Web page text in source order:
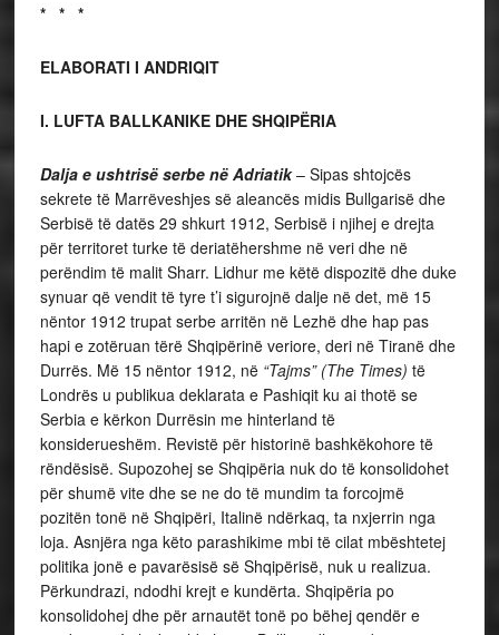
* * *
ELABORATI I ANDRIQIT
I. LUFTA BALLKANIKE DHE SHQIPËRIA
Dalja e ushtrisë serbe në Adriatik– Sipas shtojcës
sekrete të Marrëveshjes së aleancës midis Bullgarisë dhe
Serbisë të datës 29 shkurt 1912, Serbisë i njihej e drejta
për territoret turke të deriatëhershme në veri dhe në
perëndim të malit Sharr. Lidhur me këtë dispozitë dhe duke
synuar që vendit të tyre t’i sigurojnë dalje në det, më 15
nëntor 1912 trupat serbe arritën në Lezhë dhe hap pas
hapi e zotëruan tërë Shqipërinë veriore, deri në Tiranë dhe
Durrës. Më 15 nëntor 1912, në “Tajms” (The Times) të
Londrës u publikua deklarata e Pashiqit ku ai thotë se
Serbia e kërkon Durrësin me hinterland të
konsiderueshëm. Revistë për historinë bashkëkohore të
rëndësisë. Supozohej se Shqipëria nuk do të konsolidohet
për shumë vite dhe se ne do të mundim ta forcojmë
pozitën tonë në Shqipëri, Italinë ndërkaq, ta nxjerrin nga
loja. Asnjëra nga këto parashikime mbi të cilat mbështetej
politika jonë e pavarësisë së Shqipërisë, nuk u realizua.
Përkundrazi, ndodhi krejt e kundërta. Shqipëria po
konsolidohej dhe për arnautët tonë po bëhej qendër e